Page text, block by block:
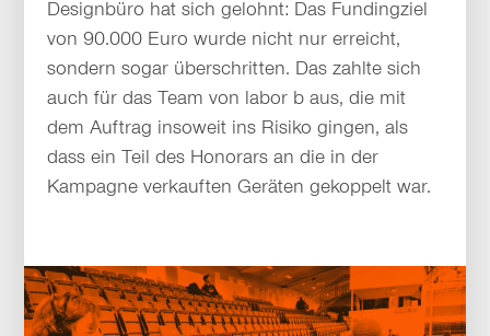
Designbüro hat sich gelohnt: Das Fundingziel
von 90.000 Euro wurde nicht nur erreicht,
sondern sogar überschritten. Das zahlte sich
auch für das Team von labor b aus, die mit
dem Auftrag insoweit ins Risiko gingen, als
dass ein Teil des Honorars an die in der
Kampagne verkauften Geräten gekoppelt war.